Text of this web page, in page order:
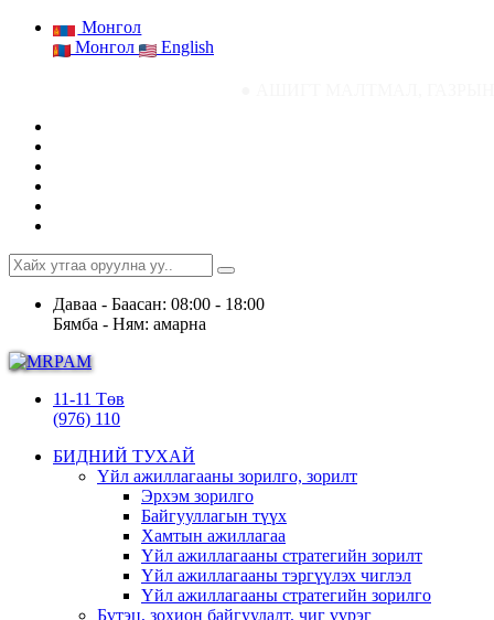
Монгол
Монгол
English
Даваа - Баасан: 08:00 - 18:00
Бямба - Ням: амарна
11-11 Төв
(976) 110
БИДНИЙ ТУХАЙ
Үйл ажиллагааны зорилго, зорилт
Эрхэм зорилго
Байгууллагын түүх
Хамтын ажиллагаа
Үйл ажиллагааны стратегийн зорилт
Үйл ажиллагааны тэргүүлэх чиглэл
Үйл ажиллагааны стратегийн зорилго
Бүтэц, зохион байгуулалт, чиг үүрэг